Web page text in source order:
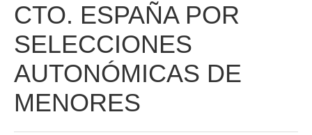
CTO. ESPAÑA POR
SELECCIONES
AUTONÓMICAS DE
MENORES